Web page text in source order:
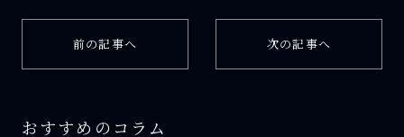
前の記事へ 次の記事へ
おすすめのコラム